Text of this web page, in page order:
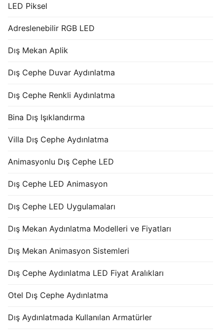
LED Piksel
Adreslenebilir RGB LED
Dış Mekan Aplik
Dış Cephe Duvar Aydınlatma
Dış Cephe Renkli Aydınlatma
Bina Dış Işıklandırma
Villa Dış Cephe Aydınlatma
Animasyonlu Dış Cephe LED
Dış Cephe LED Animasyon
Dış Cephe LED Uygulamaları
Dış Mekan Aydınlatma Modelleri ve Fiyatları
Dış Mekan Animasyon Sistemleri
Dış Cephe Aydınlatma LED Fiyat Aralıkları
Otel Dış Cephe Aydınlatma
Dış Aydınlatmada Kullanılan Armatürler